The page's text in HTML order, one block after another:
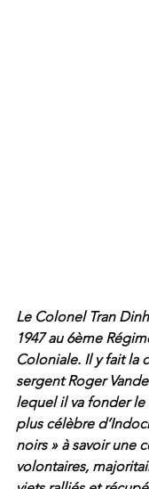
Le Colonel Tran
1947 au 6ème
Coloniale. Il y fait la
sergent Roger
lequel il va fonder
plus célèbre
noirs » à savoir une
volontaires,